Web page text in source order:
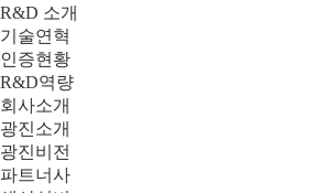
R&D 소개
기술연혁
인증현황
R&D역량
회사소개
광진소개
광진비전
파트너사